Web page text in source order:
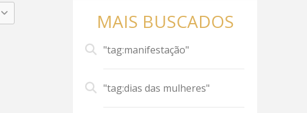
MAIS BUSCADOS
"tag:manifestação"
"tag:dias das mulheres"